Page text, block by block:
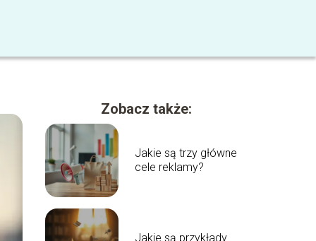
Zobacz także:
Jakie są trzy główne
cele reklamy?
Jakie są przykłady